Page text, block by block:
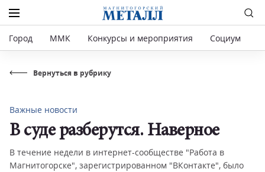
Город ММК Конкурсы и мероприятия Социум
Вернуться в рубрику
Важные новости
В суде разберутся. Наверное
В течение недели в интернет-сообществе "Работа в
Магнитогорске", зарегистрированном "ВКонтакте", было